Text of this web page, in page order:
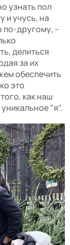
узнать пол
и учусь, на
по-другому, –
делиться
за их
обеспечить
это
как наш
"я".